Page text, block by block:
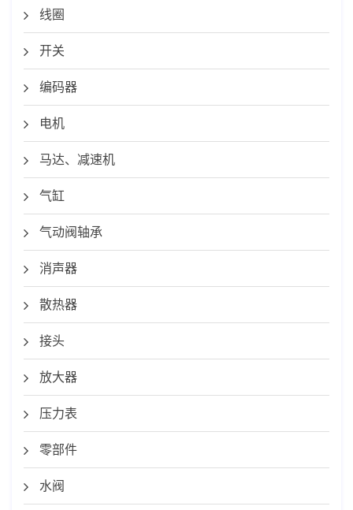
线圈
开关
编码器
电机
马达、减速机
气缸
气动阀轴承
消声器
散热器
接头
放大器
压力表
零部件
水阀